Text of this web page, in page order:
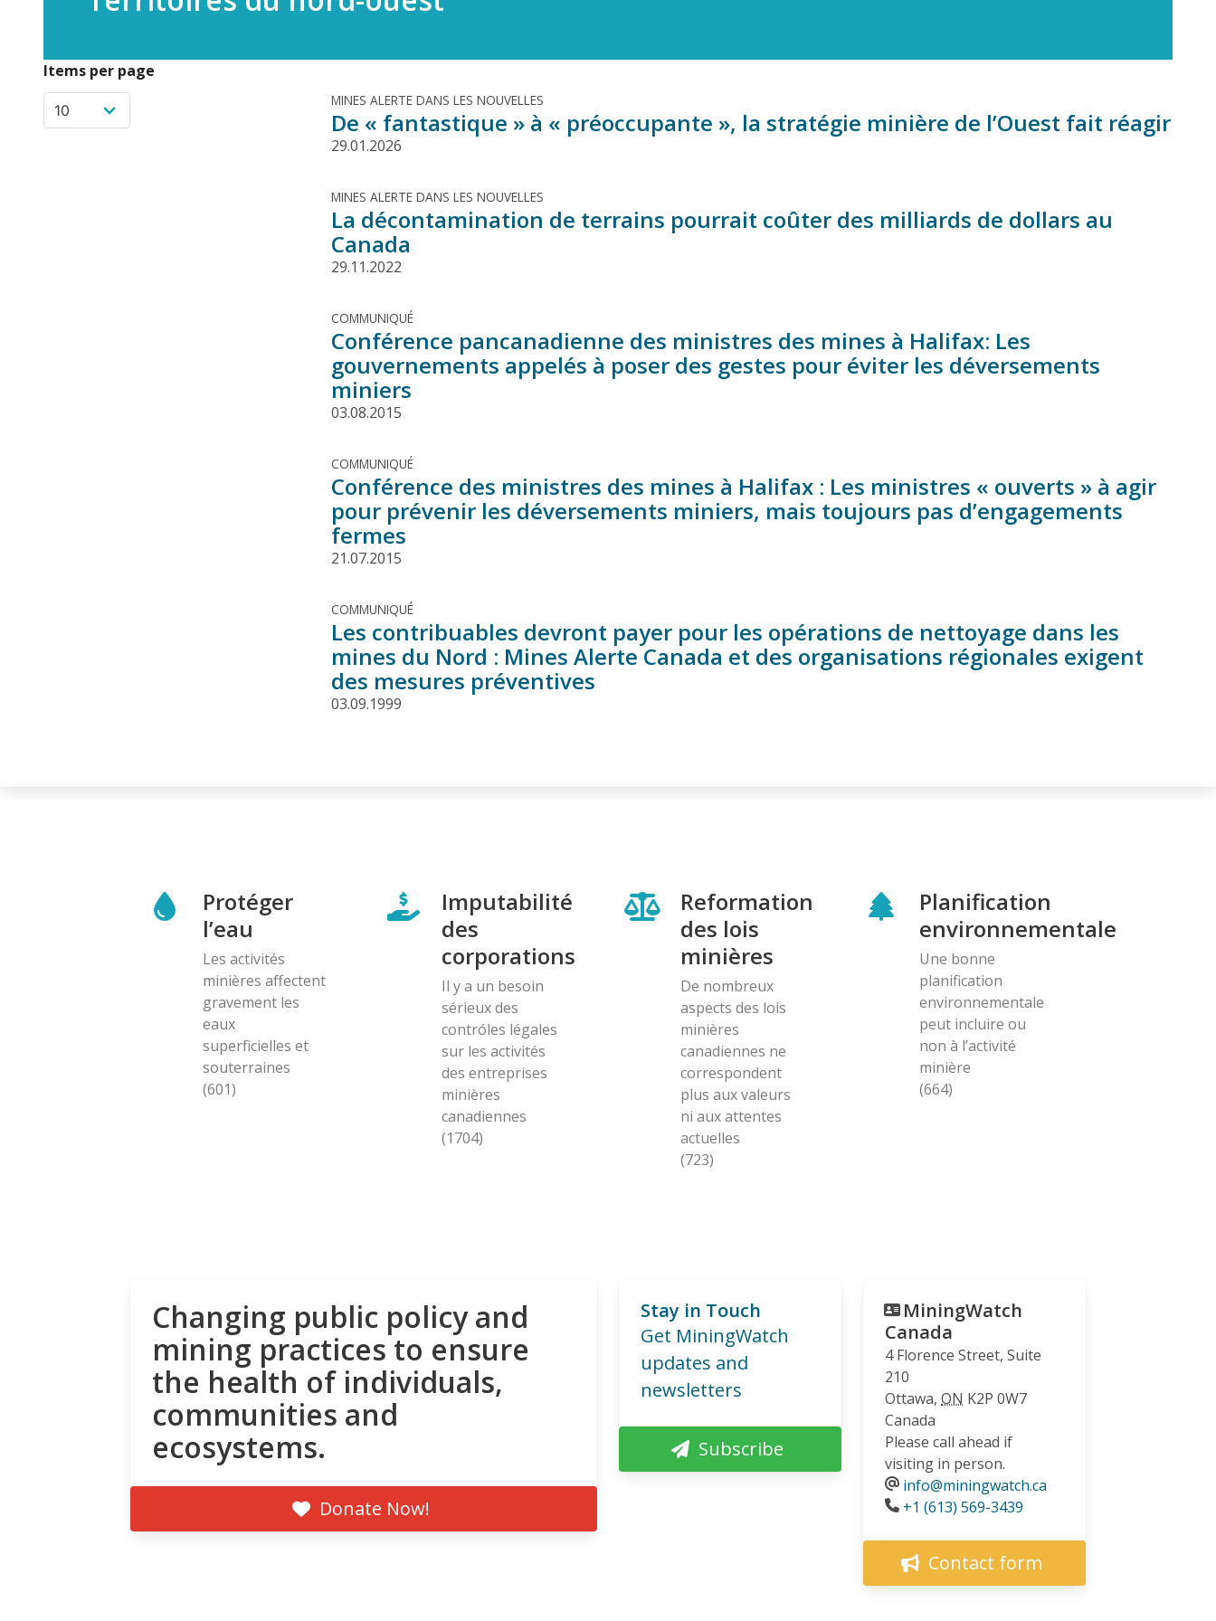
Items per page
MINES ALERTE DANS LES NOUVELLES
De « fantastique » à « préoccupante », la stratégie minière de l’Ouest fait réagir
29.01.2026
MINES ALERTE DANS LES NOUVELLES
La décontamination de terrains pourrait coûter des milliards de dollars au
Canada
29.11.2022
COMMUNIQUÉ
Conférence pancanadienne des ministres des mines à Halifax: Les
gouvernements appelés à poser des gestes pour éviter les déversements
miniers
03.08.2015
COMMUNIQUÉ
Conférence des ministres des mines à Halifax : Les ministres « ouverts » à agir
pour prévenir les déversements miniers, mais toujours pas d’engagements
fermes
21.07.2015
COMMUNIQUÉ
Les contribuables devront payer pour les opérations de nettoyage dans les
mines du Nord : Mines Alerte Canada et des organisations régionales exigent
des mesures préventives
03.09.1999
Protéger
l’eau
Les activités
minières affectent
gravement les
eaux
superficielles et
souterraines
(601)
Imputabilité
des
corporations
Il y a un besoin
sérieux des
contróles légales
sur les activités
des entreprises
minières
canadiennes
(1704)
Reformation
des lois
minières
De nombreux
aspects des lois
minières
canadiennes ne
correspondent
plus aux valeurs
ni aux attentes
actuelles
(723)
Planification
environnementale
Une bonne
planification
environnementale
peut incluire ou
non à l’activité
minière
(664)
Changing public policy and
mining practices to ensure
the health of individuals,
communities and
ecosystems.
Donate Now!
Stay in Touch
Get MiningWatch
updates and
newsletters
Subscribe
MiningWatch
Canada
4 Florence Street, Suite
210
Ottawa, ON K2P 0W7
Canada
Please call ahead if
visiting in person.
info@miningwatch.ca
Phone
+1 (613) 569-3439
Contact form